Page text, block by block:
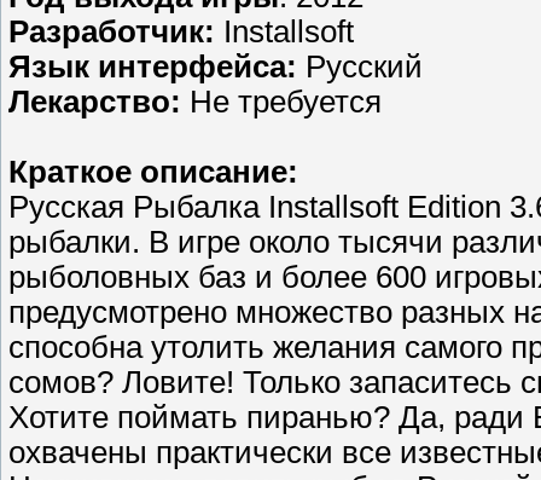
Разработчик: Installsoft
Язык интерфейса: Русский
Лекарство: Не требуется
Краткое описание:
Русская Рыбалка Installsoft Edition
рыбалки. В игре около тысячи
рыболовных баз и более 600
предусмотрено множество разных
способна утолить желания самого
сомов? Ловите! Только
Хотите поймать пиранью? Да, ради
охвачены практически все